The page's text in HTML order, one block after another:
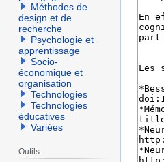
Méthodes de
design et de
recherche
Psychologie et
apprentissage
Socio-
économique et
organisation
Technologies
Technologies
éducatives
Variées
Outils